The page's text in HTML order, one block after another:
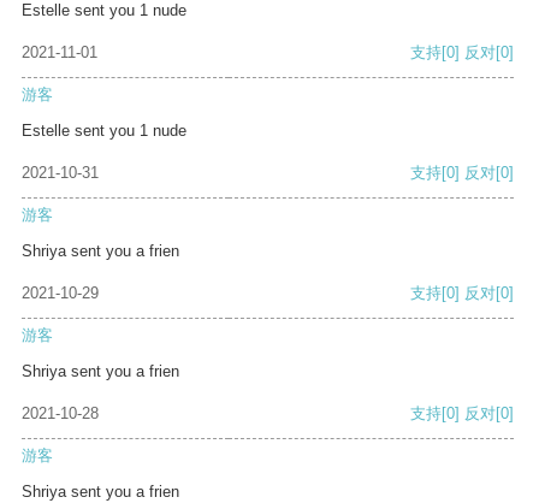
Estelle sent you 1 nude
2021-11-01 支持[0] 反对[0]
游客
Estelle sent you 1 nude
2021-10-31 支持[0] 反对[0]
游客
Shriya sent you a frien
2021-10-29 支持[0] 反对[0]
游客
Shriya sent you a frien
2021-10-28 支持[0] 反对[0]
游客
Shriya sent you a frien